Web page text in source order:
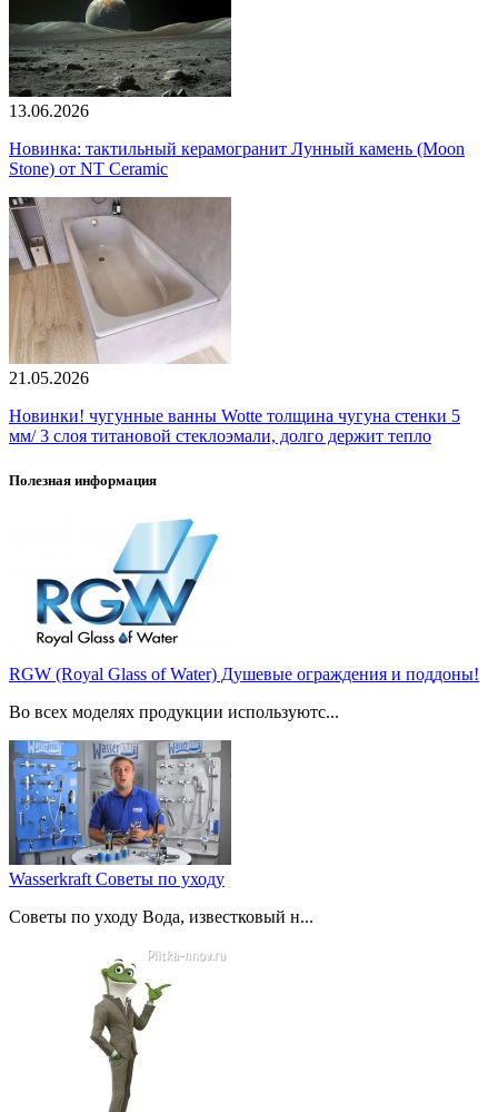
13.06.2026
Новинка: тактильный керамогранит Лунный камень (Moon
Stone) от NT Ceramic
21.05.2026
Новинки! чугунные ванны Wotte толщина чугуна стенки 5
мм/ 3 слоя титановой стеклоэмали, долго держит тепло
Полезная информация
RGW (Royal Glass of Water) Душевые ограждения и поддоны!
Во всех моделях продукции используютс...
Wasserkraft Советы по уходу
Советы по уходу Вода, известковый н...